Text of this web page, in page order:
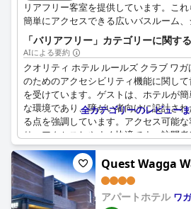
リアフリー客室を提供しています。こ
簡単にアクセスできる広いバスルーム
助のための戦略的に配置された壁の手
リアフリー客室は、エレベーターを介
利用可能です。
「バリアフリー」カテゴリーに関す
AIによる要約
クオリティ ホテル ルールズ クラブ ワ
のためのアクセシビリティ機能に関し
を受けています。ゲストは、ホテルが
な環境であり、障がい者向けに設計さ
る点を強調しています。アクセス可能
り、アクセスしやすく快適です。訪問者
便利な朝食の注文オプションを高く評
ストランへのアクセスや、部屋から車ま
述べる人もいます。全体として、ホテル
設を探している旅行者にとって良い選択
す。
全カテゴリーのレビュー
Quest Wagga
アパートホテル ワ